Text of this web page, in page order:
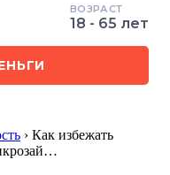
ВОЗРАСТ
18 - 65 лет
› Как избежать